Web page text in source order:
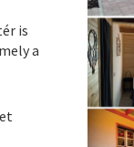
is
a
(438)
Balázs
Video
(222)
(416)